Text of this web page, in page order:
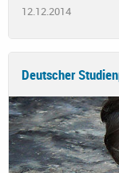
12.12.2014
Deutscher